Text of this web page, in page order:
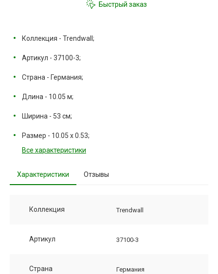
Быстрый заказ
Коллекция - Trendwall;
Артикул - 37100-3;
Страна - Германия;
Длина - 10.05 м;
Ширина - 53 см;
Размер - 10.05 х 0.53;
Все характеристики
Характеристики Отзывы
Коллекция Trendwall
Артикул 37100-3
Страна Германия